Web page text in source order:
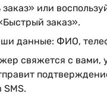
или
заказ».
данные: ФИО,
свяжется с вами,
SMS.